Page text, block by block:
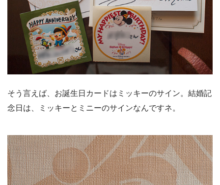
そう言えば、お誕生日カードはミッキーのサイン。結婚記
念日は、ミッキーとミニーのサインなんですネ。